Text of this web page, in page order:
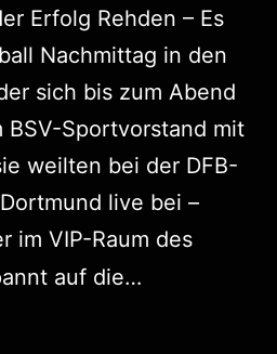
Erfolg Rehden – Es
Nachmittag in den
sich bis zum Abend
BSV-Sportvorstand mit
weilten bei der DFB-
live bei –
im VIP-Raum des
auf die…